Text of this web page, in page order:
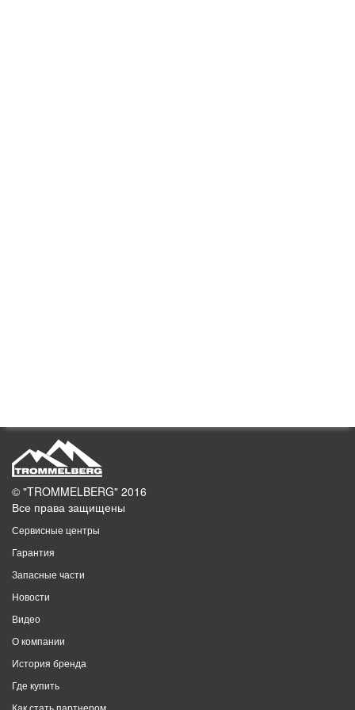
© "TROMMELBERG" 2016
Все права защищены
Сервисные центры
Гарантия
Запасные части
Новости
Видео
О компании
История бренда
Где купить
Как стать партнером